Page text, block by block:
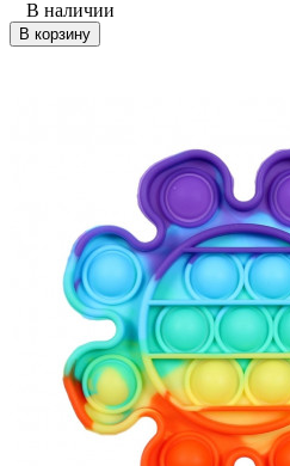
В наличии
В корзину